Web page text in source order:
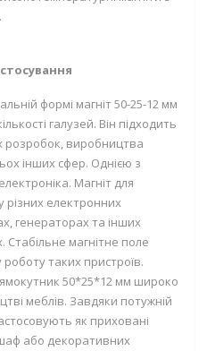
формі магніт 50-25-12 мм
галузей. Він підходить
розробок, виробництва
інших сфер. Однією з
Магніт для
різних електронних
генераторах та інших
Стабільне магнітне поле
таких пристроїв.
50*25*12 мм широко
меблів. Завдяки потужній
як приховані
шаф або декоративних